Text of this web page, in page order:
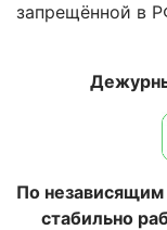
запрещённой в
По независящим
стабильно